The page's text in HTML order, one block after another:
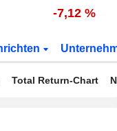
-7,12 %
Total Return-Chart